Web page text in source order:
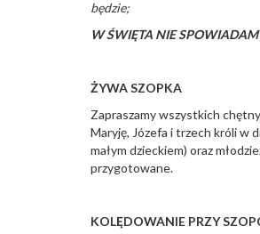
będzie;
W ŚWIĘTA NIE
ŻYWA SZOPKA
Zapraszamy wszystkich
Maryję, Józefa i trzech króli w
małym dzieckiem) oraz
przygotowane.
KOLĘDOWANIE PRZY